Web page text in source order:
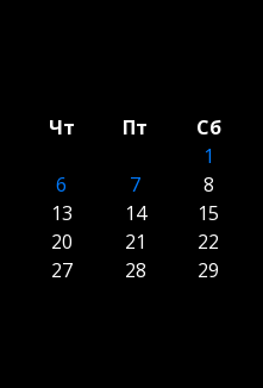
Чт Пт
Сб
1
6 7
8
13 14
15
20 21
22
27 28
29